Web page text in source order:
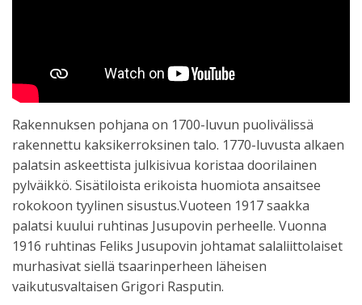
Rakennuksen pohjana on 1700-luvun puolivälissä
rakennettu kaksikerroksinen talo. 1770-luvusta alkaen
palatsin askeettista julkisivua koristaa doorilainen
pylväikkö. Sisätiloista erikoista huomiota ansaitsee
rokokoon tyylinen sisustus.Vuoteen 1917 saakka
palatsi kuului ruhtinas Jusupovin perheelle. Vuonna
1916 ruhtinas Feliks Jusupovin johtamat salaliittolaiset
murhasivat siellä tsaarinperheen läheisen
vaikutusvaltaisen Grigori Rasputin.